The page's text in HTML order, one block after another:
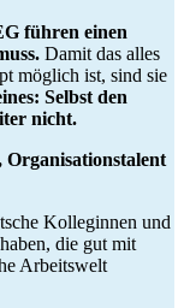
führen einen
Damit das alles
möglich ist, sind sie
Selbst den
nicht.
Kolleginnen und
die gut mit
Arbeitswelt